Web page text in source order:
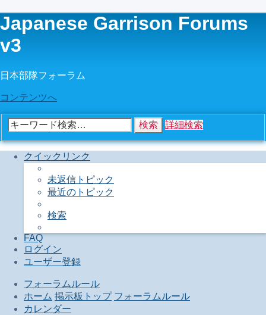
Japanese Garrison Forums
v3
日本部隊フォーラム
コンテンツへ
検索 詳細検索
クイックリンク
未返信トピック
最近のトピック
検索
FAQ
ログイン
ユーザー登録
フォーラムルール
ホーム 掲示板トップ フォーラムルール
カレンダー